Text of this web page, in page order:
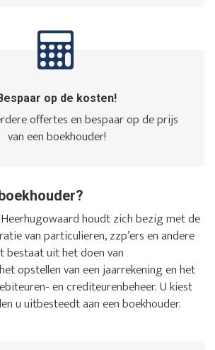
op de kosten!
offertes en bespaar op de prijs
van een boekhouder!
houdt zich bezig met de
van particulieren, zzp’ers en andere
bestaat uit het doen van
opstellen van een jaarrekening en het
en crediteurenbeheer. U kiest
u uitbesteedt aan een boekhouder.